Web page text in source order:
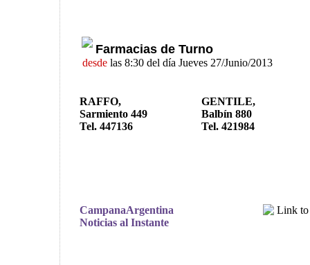
Farmacias de Turno
desde las 8:30 del día Jueves 27/Junio/2013
RAFFO,
Sarmiento 449
Tel. 447136
GENTILE,
Balbín 880
Tel. 421984
CampanaArgentina
Noticias al Instante